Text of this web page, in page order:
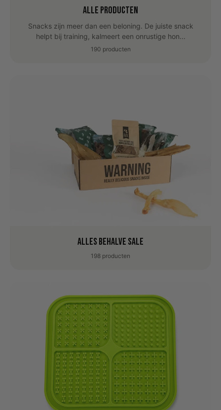
Alle producten
Snacks zijn meer dan een beloning. De juiste snack
helpt bij training, kalmeert een onrustige hon...
190 producten
Alles behalve sale
198 producten